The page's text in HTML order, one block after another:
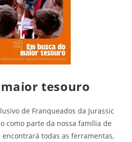
maior tesouro
de Franqueados da Jurassic
como parte da nossa família de
todas as ferramentas,